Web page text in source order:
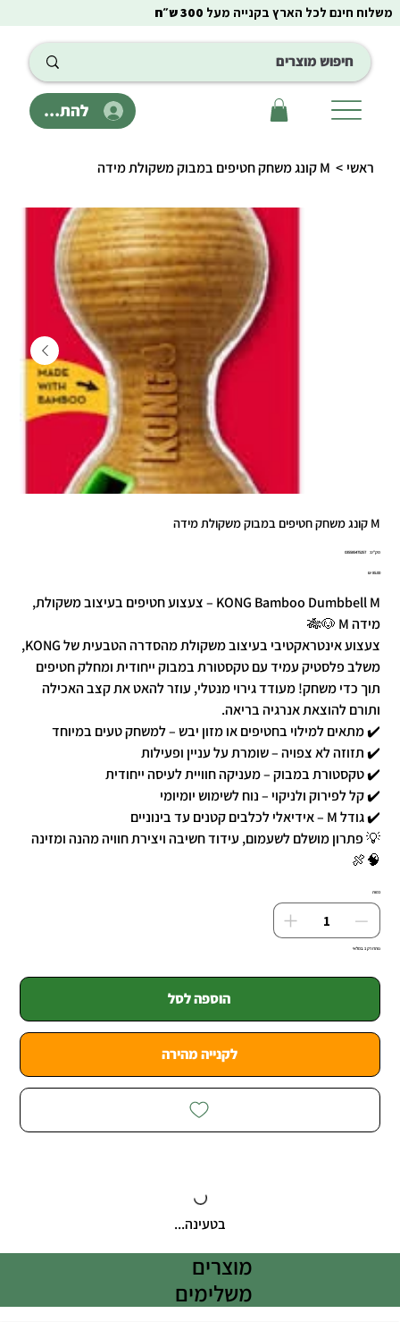
להתחבר
משלוח חינם לכל הארץ בקנייה מעל 300 ש״ח
ראשי > M קונג משחק חטיפים במבוק משקולת מידה
M קונג משחק חטיפים במבוק משקולת מידה
מק"ט:
מק"ט
035585475257
מחיר‏85.00 ‏₪
KONG Bamboo Dumbbell M – צעצוע חטיפים בעיצוב משקולת,
מידה M 🐶🎋
צעצוע אינטראקטיבי בעיצוב משקולת מהסדרה הטבעית של KONG,
משלב פלסטיק עמיד עם טקסטורת במבוק ייחודית ומחלק חטיפים
תוך כדי משחק! מעודד גירוי מנטלי, עוזר להאט את קצב האכילה
ותורם להוצאת אנרגיה בריאה.
✔️ מתאים למילוי בחטיפים או מזון יבש – למשחק טעים במיוחד
✔️ תזוזה לא צפויה – שומרת על עניין ופעילות
✔️ טקסטורת במבוק – מעניקה חוויית לעיסה ייחודית
✔️ קל לפירוק ולניקוי – נוח לשימוש יומיומי
✔️ גודל M – אידיאלי לכלבים קטנים עד בינוניים
💡 פתרון מושלם לשעמום, עידוד חשיבה ויצירת חוויה מהנה ומזינה
🧠🍖
כמות
נותרו רק 1 במלאי
הוספה לסל
לקנייה מהירה
בטעינה...
מוצרים
משלימים